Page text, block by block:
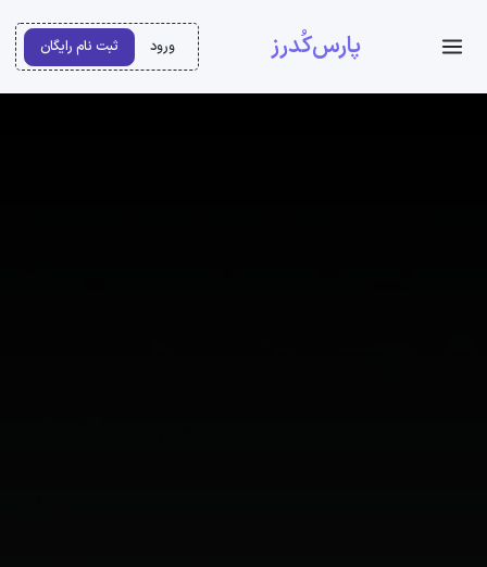
پارس‌کُدرز ورود ثبت نام رایگان